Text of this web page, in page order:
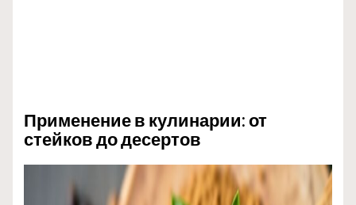
Применение в кулинарии: от
стейков до десертов